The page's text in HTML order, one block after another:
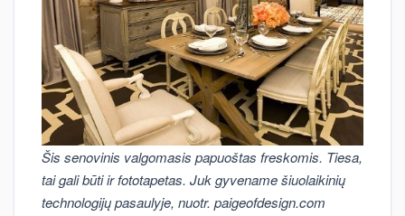
Šis senovinis valgomasis papuoštas freskomis. Tiesa,
tai gali būti ir fototapetas. Juk gyvename šiuolaikinių
technologijų pasaulyje, nuotr. paigeofdesign.com